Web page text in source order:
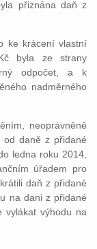
přiznána daň z
ke krácení vlastní
byla ze strany
odpočet, a k
nadměrného
neoprávněně
od daně z přidané
ledna roku 2014,
úřadem pro
daň z přidané
na dani z přidané
vylákat výhodu na